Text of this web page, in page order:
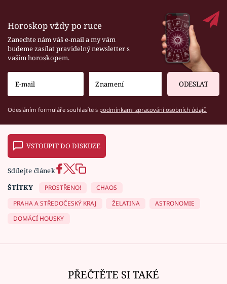
Horoskop vždy po ruce
Zanechte nám váš e-mail a my vám
budeme zasílat pravidelný newsletter s
vaším horoskopem.
ODESLAT
Odesláním formuláře souhlasíte s podmínkami zpracování osobních údajů
VSTOUPIT DO DISKUZE
Sdílejte článek
ŠTÍTKY
PROSTŘENO!
CHAOS
PRAHA A STŘEDOČESKÝ KRAJ
ŽELATINA
ASTRONOMIE
DOMÁCÍ HOUSKY
PŘEČTĚTE SI TAKÉ